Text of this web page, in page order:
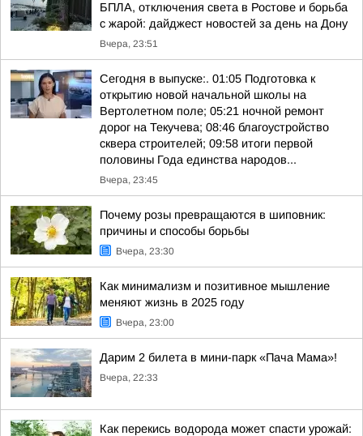
БПЛА, отключения света в Ростове и борьба
с жарой: дайджест новостей за день на Дону
Вчера, 23:51
Сегодня в выпуске:. 01:05 Подготовка к
открытию новой начальной школы на
Вертолетном поле; 05:21 ночной ремонт
дорог на Текучева; 08:46 благоустройство
сквера строителей; 09:58 итоги первой
половины Года единства народов...
Вчера, 23:45
Почему розы превращаются в шиповник:
причины и способы борьбы
Вчера, 23:30
Как минимализм и позитивное мышление
меняют жизнь в 2025 году
Вчера, 23:00
Дарим 2 билета в мини-парк «Пача Мама»!
Вчера, 22:33
Как перекись водорода может спасти урожай: